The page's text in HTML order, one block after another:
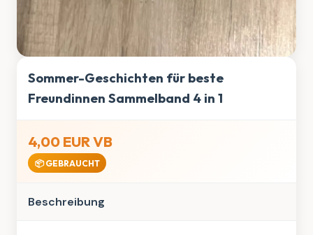
Sommer-Geschichten für beste
Freundinnen Sammelband 4 in 1
4,00 EUR VB
📦 GEBRAUCHT
Beschreibung